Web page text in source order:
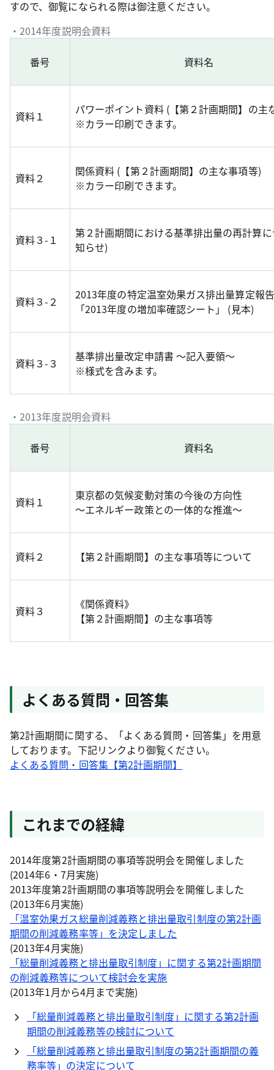
すので、御覧になられる際は御注意ください。
・2014年度説明会資料
番号 資料名
資料１
パワーポイント資料 (【第２計画期間】の主
※カラー印刷できます。
資料２
関係資料 (【第２計画期間】の主な事項等)
※カラー印刷できます。
資料３-１
第２計画期間における基準排出量の再計算
知らせ)
資料３-２
2013年度の特定温室効果ガス排出量算定報
「2013年度の増加率確認シート」 (見本)
資料３-３
基準排出量改定申請書 ～記入要領～
※様式を含みます。
・2013年度説明会資料
番号 資料名
資料１
東京都の気候変動対策の今後の方向性
～エネルギー政策との一体的な推進～
資料２ 【第２計画期間】の主な事項等について
資料３
《関係資料》
【第２計画期間】の主な事項等
よくある質問・回答集
第2計画期間に関する、「よくある質問・回答集」を用意
しております。下記リンクより御覧ください。
よくある質問・回答集【第2計画期間】
これまでの経緯
2014年度第2計画期間の事項等説明会を開催しました
(2014年6・7月実施)
2013年度第2計画期間の事項等説明会を開催しました
(2013年6月実施)
「温室効果ガス総量削減義務と排出量取引制度の第2計画
期間の削減義務率等」を決定しました
(2013年4月実施)
「総量削減義務と排出量取引制度」に関する第2計画期間
の削減義務等について検討会を実施
(2013年1月から4月まで実施)
「総量削減義務と排出量取引制度」に関する第2計画
期間の削減義務等の検討について
「総量削減義務と排出量取引制度の第2計画期間の義
務率等」の決定について